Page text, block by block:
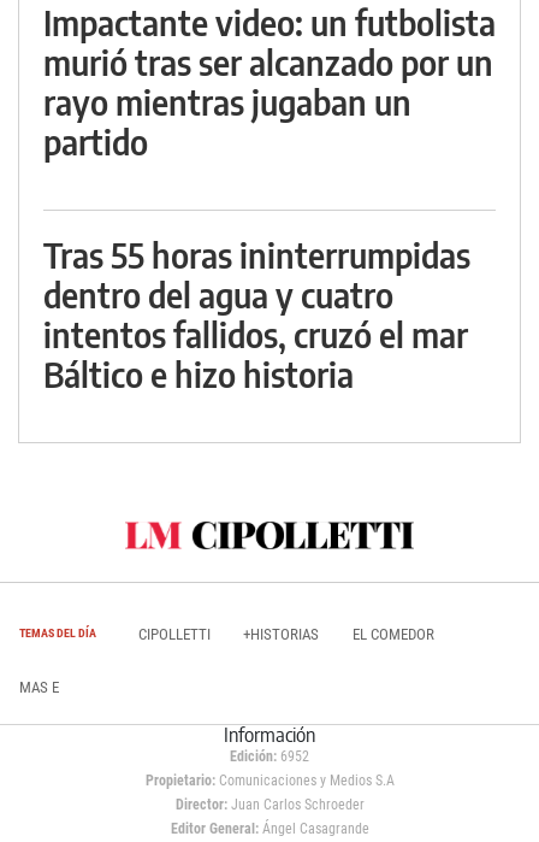
Impactante video: un futbolista
murió tras ser alcanzado por un
rayo mientras jugaban un
partido
Tras 55 horas ininterrumpidas
dentro del agua y cuatro
intentos fallidos, cruzó el mar
Báltico e hizo historia
TEMAS DEL DÍA CIPOLLETTI +HISTORIAS EL COMEDOR
MAS E
Información
Edición: 6952
Propietario:Comunicaciones y Medios S.A
Director: Juan Carlos Schroeder
Editor General:Ángel Casagrande